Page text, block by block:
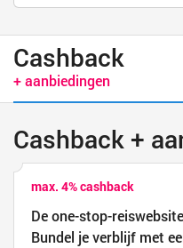
Cashback
+ aanbiedingen
Cashback +
max. 4% cashback
De one-stop-
Bundel je verblijf met